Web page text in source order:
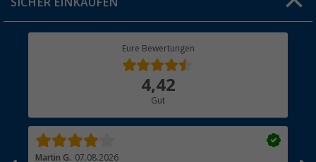
Rücksendung
Eure Bewertungen
4,42
Gut
Martin G. 07.08.2026